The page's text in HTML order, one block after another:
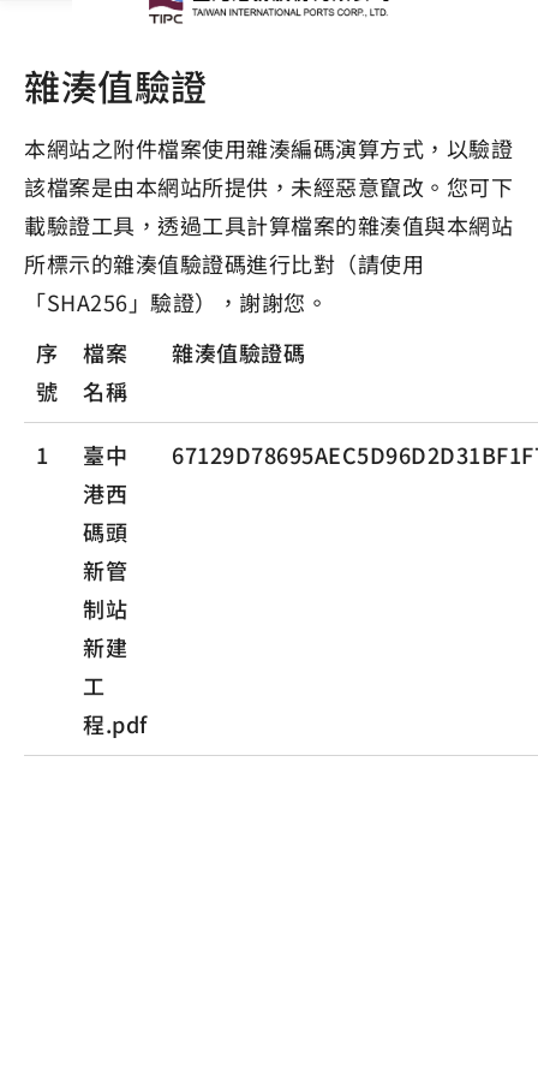
雜湊值驗證
本網站之附件檔案使用雜湊編碼演算方式，以驗證
該檔案是由本網站所提供，未經惡意竄改。您可下
載驗證工具，透過工具計算檔案的雜湊值與本網站
所標示的雜湊值驗證碼進行比對（請使用
「SHA256」驗證），謝謝您。
序
號
檔案
名稱
雜湊值驗證碼
1
臺中
港西
碼頭
新管
制站
新建
工
程.pdf